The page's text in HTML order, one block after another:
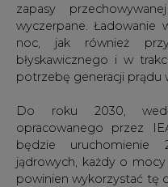
zapasy
wyczerpane. Ładowanie
noc, jak również
błyskawicznego i w
potrzebę generacji prądu
Do roku 2030,
opracowanego przez
będzie uruchomienie
jądrowych, każdy o
powinien wykorzystać tę